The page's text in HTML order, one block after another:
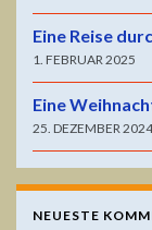
Eine Reise
1. FEBRUAR 2025
Eine
25. DEZEMBER 2024
NEUESTE